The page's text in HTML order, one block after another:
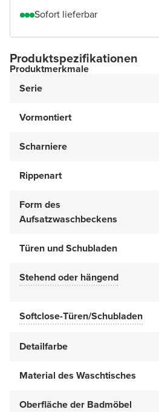
Sofort lieferbar
Produktspezifikationen
Produktmerkmale
Serie
Vormontiert
Scharniere
Rippenart
Form des
Aufsatzwaschbeckens
Türen und Schubladen
Stehend oder hängend
Softclose-Türen/Schubladen
Detailfarbe
Material des Waschtisches
Oberfläche der Badmöbel